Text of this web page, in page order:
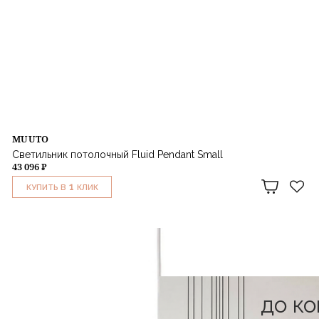
MUUTO
Светильник потолочный Fluid Pendant Small
43 096 ₽
КУПИТЬ В 1 КЛИК
до